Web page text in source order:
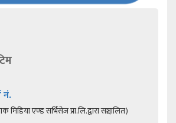
नं.
एण्ड सर्भिसेज प्रा.लि.द्वारा सञ्चालित)